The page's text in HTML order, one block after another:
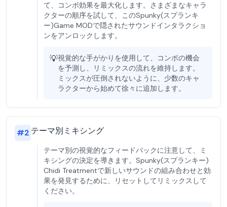
て、コンボ効果を最大化します。さまざまなキャラ
クターの順序を試して、このSpunky(スプランキ
ー)Game MODで隠されたサウンドインタラクショ
ンをアンロックします。
💡視覚的な手がかりを使用して、コンボの機会
を予測し、リミックスの流れを維持します。
ミックスが圧倒されないように、少数のキャ
ラクターから始めて徐々に追加します。
#2 テーマ別ミキシング
テーマ別の視覚的なフィードバックに注意して、ミ
キシングの決定を導きます。Spunky(スプランキー)
Chidi Treatmentで新しいサウンドの組み合わせと効
果を発見するために、リセットしてリミックスして
ください。